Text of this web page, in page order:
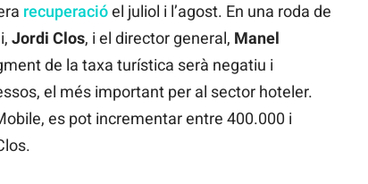
recuperacióel juliol i l’agost. En una roda de
Jordi Clos, i el director general, Manel
de la taxa turística serà negatiu i
el més important per al sector hoteler.
es pot incrementar entre 400.000 i